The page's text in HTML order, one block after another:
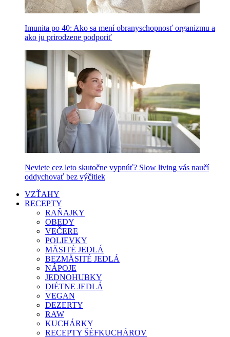
Imunita po 40: Ako sa mení obranyschopnosť organizmu a
ako ju prirodzene podporiť
Neviete cez leto skutočne vypnúť? Slow living vás naučí
oddychovať bez výčitiek
VZŤAHY
RECEPTY
RAŇAJKY
OBEDY
VEČERE
POLIEVKY
MÄSITÉ JEDLÁ
BEZMÄSITÉ JEDLÁ
NÁPOJE
JEDNOHUBKY
DIÉTNE JEDLÁ
VEGAN
DEZERTY
RAW
KUCHÁRKY
RECEPTY ŠÉFKUCHÁROV